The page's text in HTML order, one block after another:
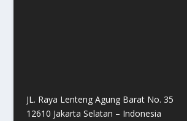
JL. Raya Lenteng Agung Barat No. 35
12610 Jakarta Selatan – Indonesia